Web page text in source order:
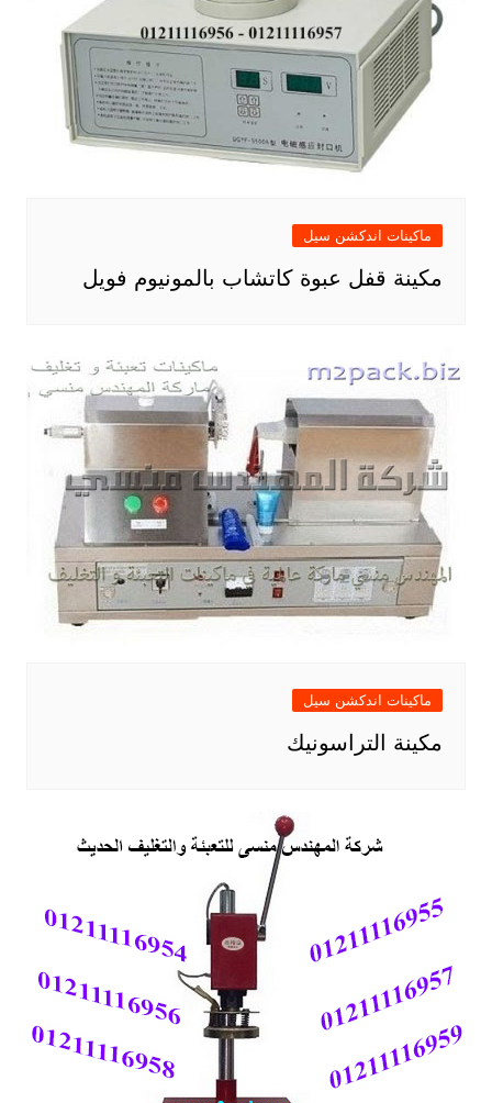
ماكينات اندكشن سيل
مكينة قفل عبوة كاتشاب بالمونيوم فويل
ماكينات اندكشن سيل
مكينة التراسونيك